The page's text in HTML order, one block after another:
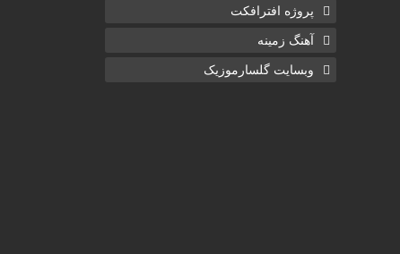
پروژه افترافکت
آهنگ زمینه
وبسایت گلسارموزیک